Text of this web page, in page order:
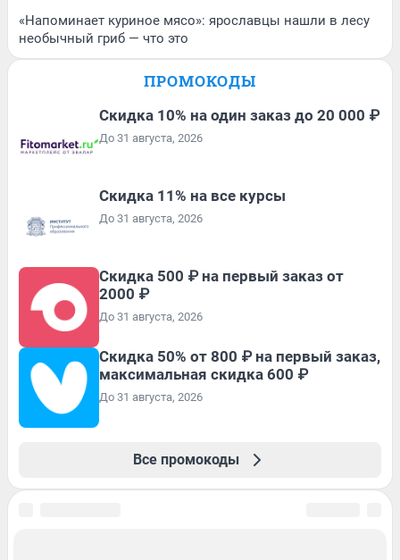
«Напоминает куриное мясо»: ярославцы нашли в лесу
необычный гриб — что это
ПРОМОКОДЫ
Скидка 10% на один заказ до 20 000 ₽
До 31 августа, 2026
Скидка 11% на все курсы
До 31 августа, 2026
Скидка 500 ₽ на первый заказ от
2000 ₽
До 31 августа, 2026
Скидка 50% от 800 ₽ на первый заказ,
максимальная скидка 600 ₽
До 31 августа, 2026
Все промокоды